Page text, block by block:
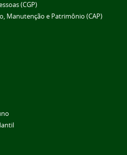
(CGP)
Manutenção e Patrimônio (CAP)